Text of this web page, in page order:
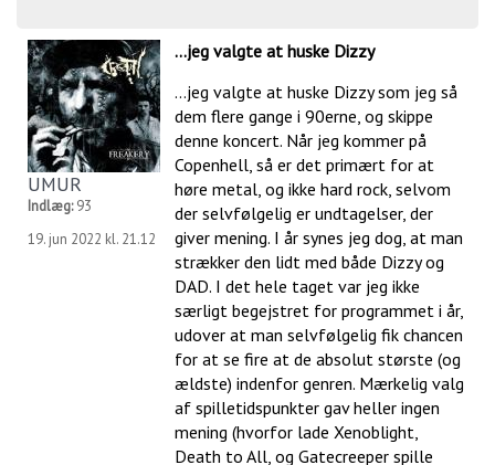
UMUR
Indlæg:93
19. jun 2022 kl. 21.12
...jeg valgte at huske Dizzy
...jeg valgte at huske Dizzy som jeg så
dem flere gange i 90erne, og skippe
denne koncert. Når jeg kommer på
Copenhell, så er det primært for at
høre metal, og ikke hard rock, selvom
der selvfølgelig er undtagelser, der
giver mening. I år synes jeg dog, at man
strækker den lidt med både Dizzy og
DAD. I det hele taget var jeg ikke
særligt begejstret for programmet i år,
udover at man selvfølgelig fik chancen
for at se fire at de absolut største (og
ældste) indenfor genren. Mærkelig valg
af spilletidspunkter gav heller ingen
mening (hvorfor lade Xenoblight,
Death to All, og Gatecreeper spille